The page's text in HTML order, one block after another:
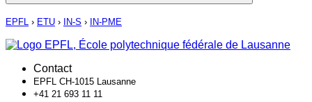
EPFL › ETU › IN-S › IN-PME
Contact
EPFL CH-1015 Lausanne
+41 21 693 11 11